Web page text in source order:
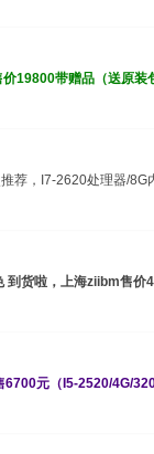
19800带赠品（送原装
荐，I7-2620处理器/8G
到货啦，上海ziibm售价
元（I5-2520/4G/